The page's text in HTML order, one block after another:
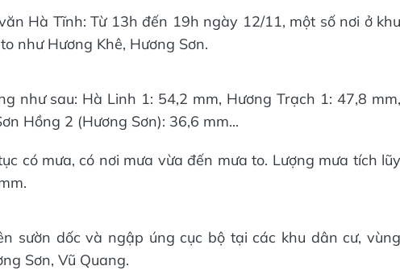
Hà Tĩnh: Từ 13h đến 19h ngày 12/11, một số nơi ở khu
như Hương Khê, Hương Sơn.
như sau: Hà Linh 1: 54,2 mm, Hương Trạch 1: 47,8 mm,
Hồng 2 (Hương Sơn): 36,6 mm...
có mưa, có nơi mưa vừa đến mưa to. Lượng mưa tích lũy
sườn dốc và ngập úng cục bộ tại các khu dân cư, vùng
Sơn, Vũ Quang.